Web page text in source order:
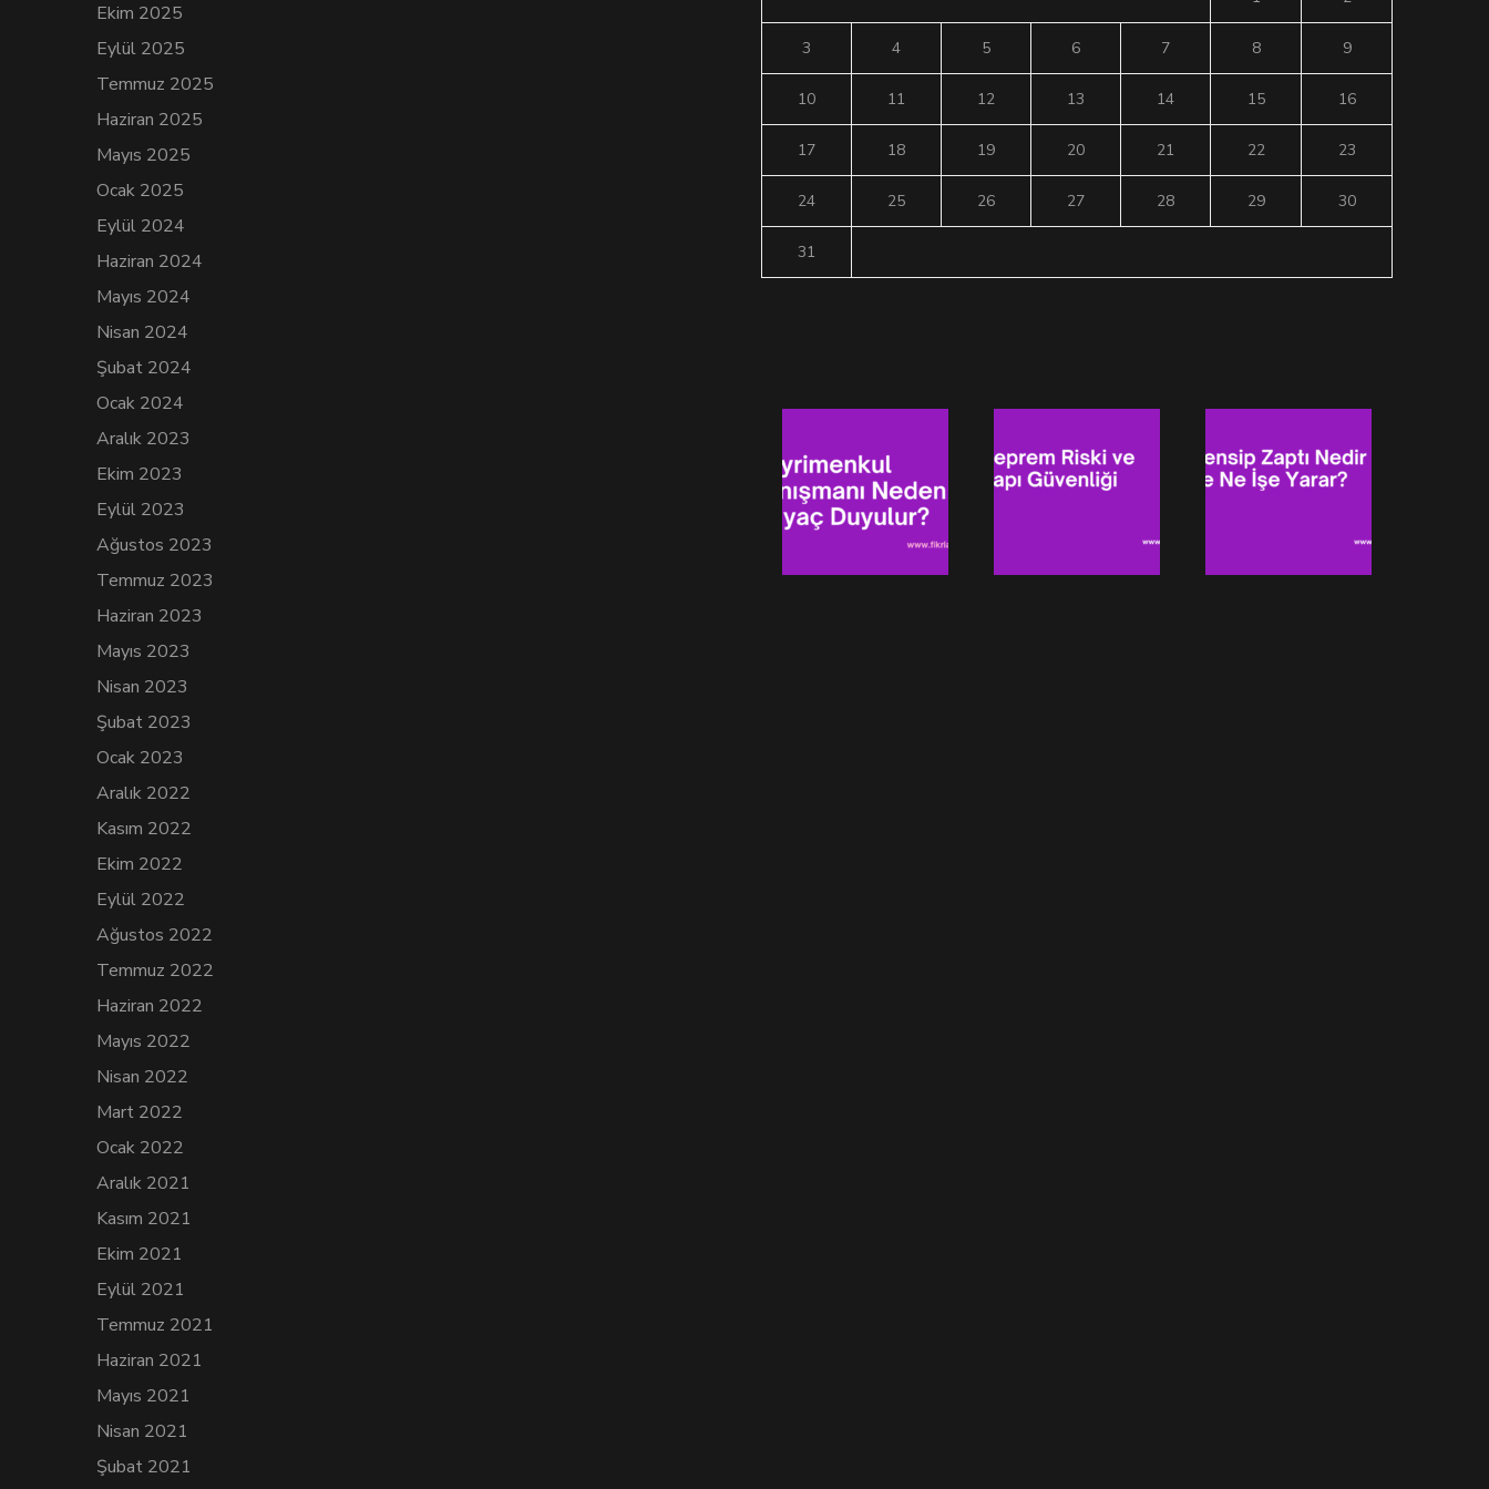
Ekim 2025
Eylül 2025
Temmuz 2025
Haziran 2025
Mayıs 2025
Ocak 2025
Eylül 2024
Haziran 2024
Mayıs 2024
Nisan 2024
Şubat 2024
Ocak 2024
Aralık 2023
Ekim 2023
Eylül 2023
Ağustos 2023
Temmuz 2023
Haziran 2023
Mayıs 2023
Nisan 2023
Şubat 2023
Ocak 2023
Aralık 2022
Kasım 2022
Ekim 2022
Eylül 2022
Ağustos 2022
Temmuz 2022
Haziran 2022
Mayıs 2022
Nisan 2022
Mart 2022
Ocak 2022
Aralık 2021
Kasım 2021
Ekim 2021
Eylül 2021
Temmuz 2021
Haziran 2021
Mayıs 2021
Nisan 2021
Şubat 2021
3 4 5 6 7 8 9
10 11 12 13 14 15 16
17 18 19 20 21 22 23
24 25 26 27 28 29 30
31